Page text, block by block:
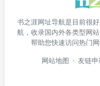
书之涯网址导航是目前很
航，收录国内外各类型网
帮助您快速访问热门
网站地图 友链申